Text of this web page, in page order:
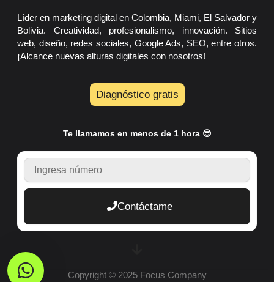
Líder en marketing digital en Colombia, Miami, El Salvador y
Bolivia. Creatividad, profesionalismo, innovación. Sitios
web, diseño, redes sociales, Google Ads, SEO, entre otros.
¡Alcance nuevas alturas digitales con nosotros!
Diagnóstico gratis
Te llamamos en menos de 1 hora 😎
TELEFONO
Contáctame
Copyright © 2025 Focus Company